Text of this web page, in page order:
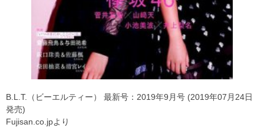
B.L.T.（ビーエルティー） 最新号：2019年9月号 (2019年07月24日
発売)
Fujisan.co.jpより